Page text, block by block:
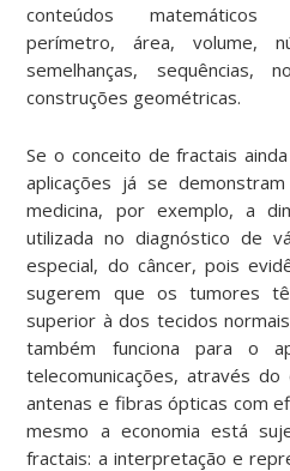
conteúdos matemáticos
perímetro, área, volume,
semelhanças, sequências,
construções geométricas.
Se o conceito de fractais
aplicações já se
medicina, por exemplo, a
utilizada no diagnóstico de
especial, do câncer, pois
sugerem que os tumores
superior à dos tecidos
também funciona para o
telecomunicações, através
antenas e fibras ópticas com
mesmo a economia está
fractais: a interpretação e